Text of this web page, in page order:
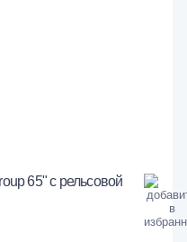
65" с рельсовой